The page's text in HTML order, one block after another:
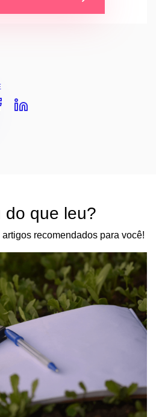
do que leu?
recomendados para você!